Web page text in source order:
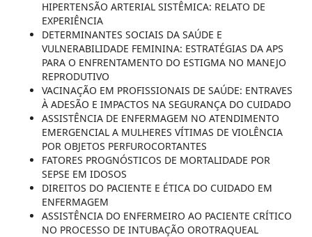
HIPERTENSÃO ARTERIAL SISTÊMICA: RELATO DE
EXPERIÊNCIA
DETERMINANTES SOCIAIS DA SAÚDE E
VULNERABILIDADE FEMININA: ESTRATÉGIAS DA APS
PARA O ENFRENTAMENTO DO ESTIGMA NO MANEJO
REPRODUTIVO
VACINAÇÃO EM PROFISSIONAIS DE SAÚDE: ENTRAVES
À ADESÃO E IMPACTOS NA SEGURANÇA DO CUIDADO
ASSISTÊNCIA DE ENFERMAGEM NO ATENDIMENTO
EMERGENCIAL A MULHERES VÍTIMAS DE VIOLÊNCIA
POR OBJETOS PERFUROCORTANTES
FATORES PROGNÓSTICOS DE MORTALIDADE POR
SEPSE EM IDOSOS
DIREITOS DO PACIENTE E ÉTICA DO CUIDADO EM
ENFERMAGEM
ASSISTÊNCIA DO ENFERMEIRO AO PACIENTE CRÍTICO
NO PROCESSO DE INTUBAÇÃO OROTRAQUEAL